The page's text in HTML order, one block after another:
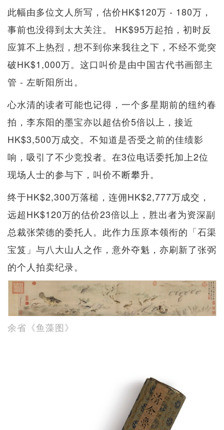
此幅由多位文人所写，估价HK$120万 - 180万，
事前也没得到太大关注。 HK$95万起拍，初时反
应算不上热烈，想不到你来我往之下，不经不觉突
破HK$1,000万。这口叫价是由中国古代书画部主
管 - 左昕阳所出。
心水清的读者可能也记得，一个多星期前的纽约春
拍，李东阳的墨宝亦以超估价5倍以上，接近
HK$3,500万成交。不知道是否受之前的佳绩影
响，吸引了不少竞投者。在3位电话委托加上2位
现场人士的参与下，叫价不断攀升。
终于HK$2,300万落槌，连佣HK$2,777万成交，
远超HK$120万的估价23倍以上，胜出者为资深副
总裁张荣德的委托人。此作力压原本领衔的「石渠
宝笈」与八大山人之作，意外夺魁，亦刷新了张弼
的个人拍卖纪录。
余省《鱼藻图》